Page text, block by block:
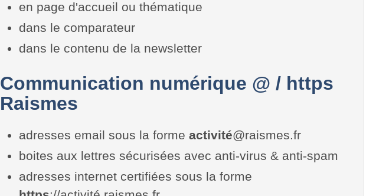
en page d'accueil ou thématique
dans le comparateur
dans le contenu de la newsletter
Communication numérique @ / https
Raismes
adresses email sous la forme activité@raismes.fr
boites aux lettres sécurisées avec anti-virus & anti-spam
adresses internet certifiées sous la forme